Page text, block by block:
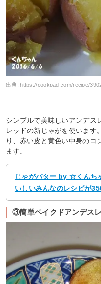
出典: https://cookpad.com/recipe/
シンプルで美味しいアンデス
レッドの新じゃがを使います
り、赤い皮と黄色い中身のコ
ます。
じゃがバター by ☆くんち
いしいみんなのレシピが
③簡単ベイクドアンデス